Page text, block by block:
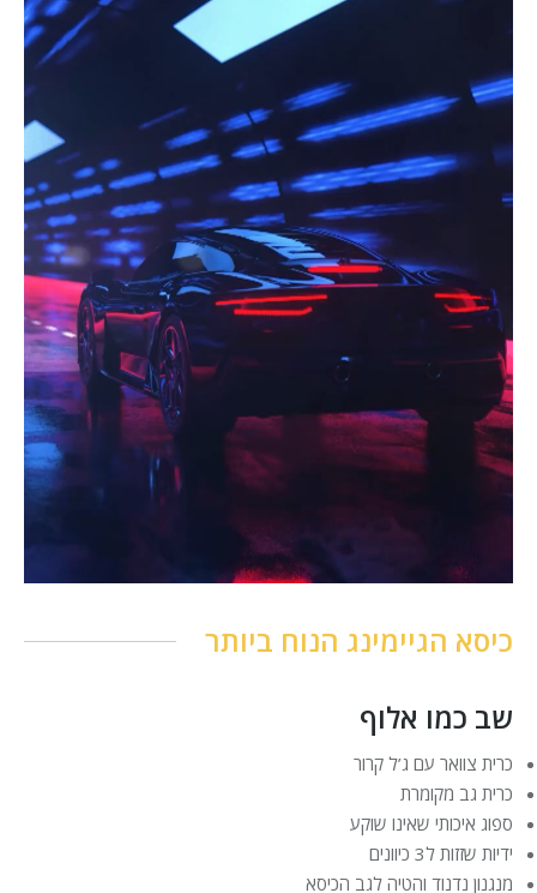
כיסא הגיימינג הנוח ביותר
שב כמו אלוף
כרית צוואר עם ג’ל קרור
כרית גב מקומרת
ספוג איכותי שאינו שוקע
ידיות שזזות ל3 כיוונים
מנגנון נדנוד והטיה לגב הכיסא